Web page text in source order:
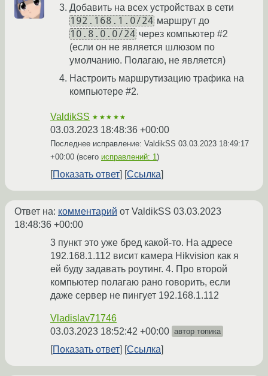
Добавить на всех устройствах в сети
192.168.1.0/24 маршрут до
10.8.0.0/24 через компьютер #2
(если он не является шлюзом по
умолчанию. Полагаю, не является)
Настроить маршрутизацию трафика на
компьютере #2.
ValdikSS ★★★★★
03.03.2023 18:48:36 +00:00
Последнее исправление: ValdikSS 03.03.2023 18:49:17
+00:00 (всего исправлений: 1)
Показать ответ Ссылка
Ответ на: комментарий от ValdikSS 03.03.2023
18:48:36 +00:00
3 пункт это уже бред какой-то. На адресе
192.168.1.112 висит камера Hikvision как я
ей буду задавать роутинг. 4. Про второй
компьютер полагаю рано говорить, если
даже сервер не пингует 192.168.1.112
Vladislav71746
03.03.2023 18:52:42 +00:00 автор топика
Показать ответ Ссылка